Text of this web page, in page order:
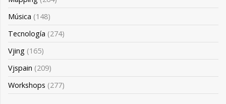
Música (148)
Tecnología (274)
Vjing (165)
Vjspain (209)
Workshops (277)